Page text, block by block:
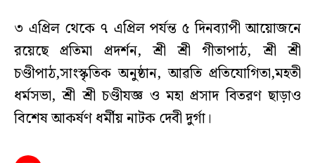
৩ এপ্রিল থেকে ৭ এপ্রিল পর্যন্ত ৫ দিনব্যাপী আয়োজনে
রয়েছে প্রতিমা প্রদর্শন, শ্রী শ্রী গীতাপাঠ, শ্রী শ্রী
চণ্ডীপাঠ,সাংস্কৃতিক অনুষ্ঠান, আৱতি প্ৰতিযোগিতা,মহতী
ধর্মসভা, শ্রী শ্রী চণ্ডীযজ্ঞ ও মহা প্রসাদ বিতরণ ছাড়াও
বিশেষ আকর্ষণ ধর্মীয় নাটক দেবী দুর্গা।